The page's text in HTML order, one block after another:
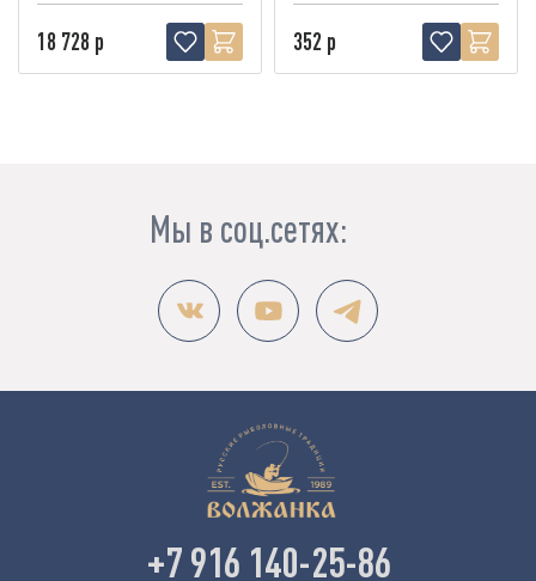
18 728 р 352 р
Мы в соц.сетях:
+7 916 140-25-86